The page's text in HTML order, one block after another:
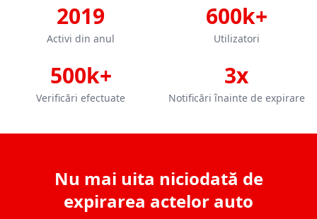
2019
Activi din anul
600k+
Utilizatori
500k+
Verificări efectuate
3x
Notificări înainte de expirare
Nu mai uita niciodată de
expirarea actelor auto